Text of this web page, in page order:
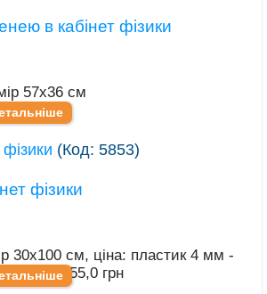
57х36 см
(Код:5853)
30х100 см, ціна: пластик 4 мм -
3 мм - 555,0 грн